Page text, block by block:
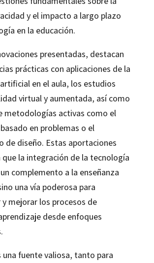
y el impacto a largo plazo
en la educación.
presentadas, destacan
prácticas con aplicaciones de la
en el aula, los estudios
virtual y aumentada, así como
metodologías activas como el
en problemas o el
de diseño. Estas aportaciones
la integración de la tecnología
complemento a la enseñanza
una vía poderosa para
mejorar los procesos de
desde enfoques
una fuente valiosa, tanto para